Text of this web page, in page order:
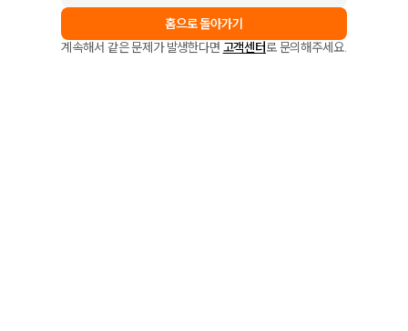
홈으로 돌아가기
계속해서 같은 문제가 발생한다면 고객센터로 문의해주세요.